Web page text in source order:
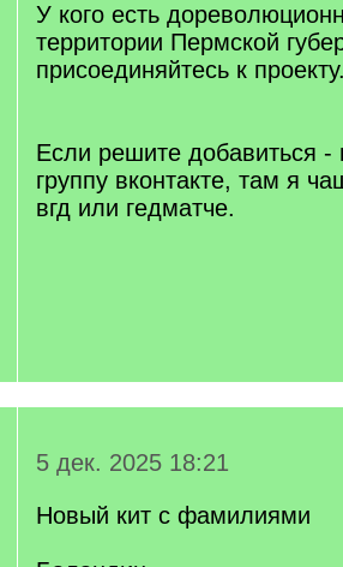
У кого есть
территории Пермской
присоединяйтесь к
Если решите добавиться
группу вконтакте, там я
вгд или гедматче.
5 дек. 2025 18:21
Новый кит с фамилиями